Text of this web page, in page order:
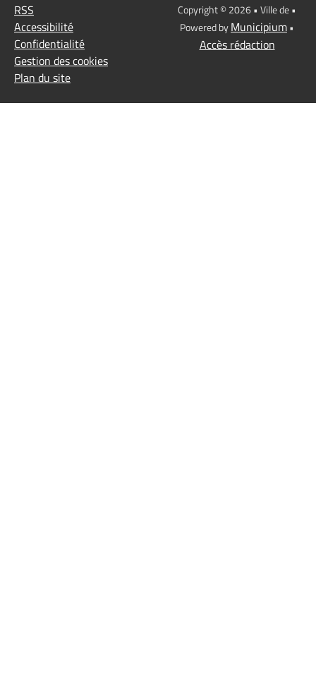
RSS
Accessibilité
Confidentialité
Gestion des cookies
Plan du site
Copyright © 2026 • Ville de •
Powered byMunicipium•
Accès rédaction